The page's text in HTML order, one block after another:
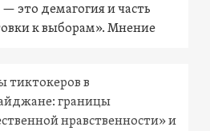
это демагогия и часть
к выборам». Мнение
тиктокеров в
границы
нравственности» и